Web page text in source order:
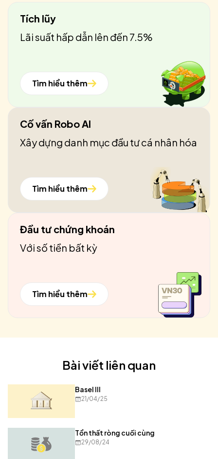
Tích lũy
Lãi suất hấp dẫn lên đến 7.5%
Tìm hiểu thêm
Cố vấn Robo AI
Xây dựng danh mục đầu tư cá nhân hóa
Tìm hiểu thêm
Đầu tư chứng khoán
Với số tiền bất kỳ
Tìm hiểu thêm
Bài viết liên quan
Basel III
21/04/25
Tổn thất ròng cuối cùng
29/08/24